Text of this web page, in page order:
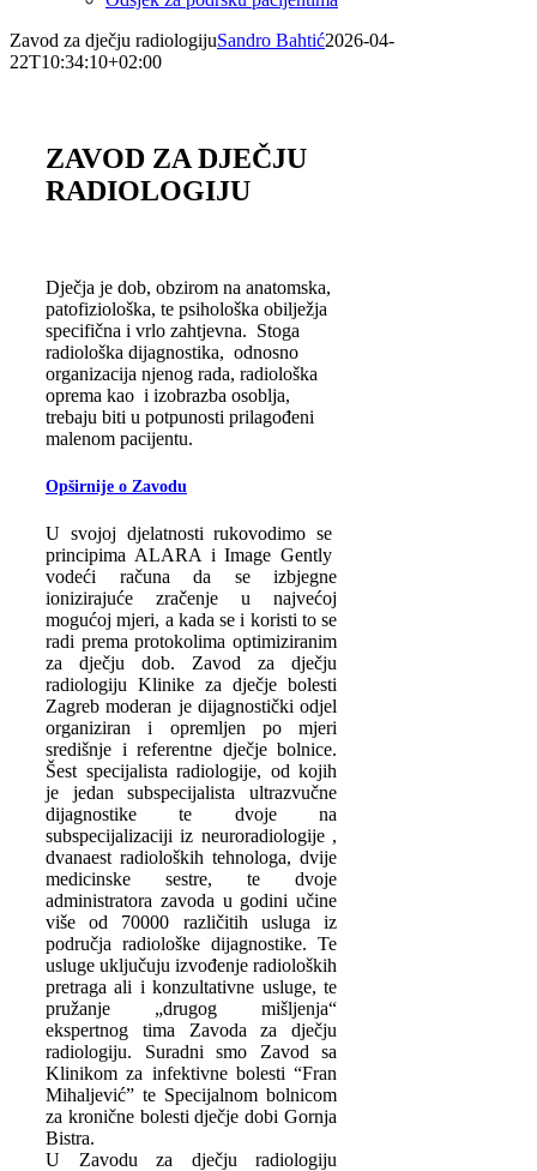
Zavod za dječju radiologijuSandro Bahtić2026-04-
22T10:34:10+02:00
ZAVOD ZA DJEČJU
RADIOLOGIJU
Dječja je dob, obzirom na anatomska,
patofiziološka, te psihološka obilježja
specifična i vrlo zahtjevna. Stoga
radiološka dijagnostika, odnosno
organizacija njenog rada, radiološka
oprema kao i izobrazba osoblja,
trebaju biti u potpunosti prilagođeni
malenom pacijentu.
Opširnije o Zavodu
U svojoj djelatnosti rukovodimo se
principima ALARA i Image Gently
vodeći računa da se izbjegne
ionizirajuće zračenje u najvećoj
mogućoj mjeri, a kada se i koristi to se
radi prema protokolima optimiziranim
za dječju dob. Zavod za dječju
radiologiju Klinike za dječje bolesti
Zagreb moderan je dijagnostički odjel
organiziran i opremljen po mjeri
središnje i referentne dječje bolnice.
Šest specijalista radiologije, od kojih
je jedan subspecijalista ultrazvučne
dijagnostike te dvoje na
subspecijalizaciji iz neuroradiologije ,
dvanaest radioloških tehnologa, dvije
medicinske sestre, te dvoje
administratora zavoda u godini učine
više od 70000 različitih usluga iz
područja radiološke dijagnostike. Te
usluge uključuju izvođenje radioloških
pretraga ali i konzultativne usluge, te
pružanje „drugog mišljenja“
ekspertnog tima Zavoda za dječju
radiologiju. Suradni smo Zavod sa
Klinikom za infektivne bolesti “Fran
Mihaljević” te Specijalnom bolnicom
za kronične bolesti dječje dobi Gornja
Bistra.
U Zavodu za dječju radiologiju